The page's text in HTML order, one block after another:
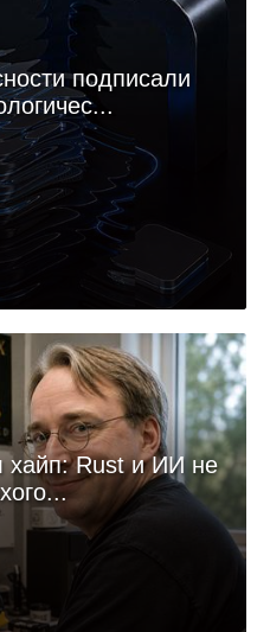
подписали
хайп: Rust и ИИ не